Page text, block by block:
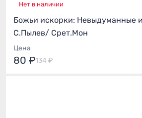
Нет в наличии
Божьи искорки: Невыдуманные
С.Пылев/ Срет.Мон
Цена
80 ₽134 ₽